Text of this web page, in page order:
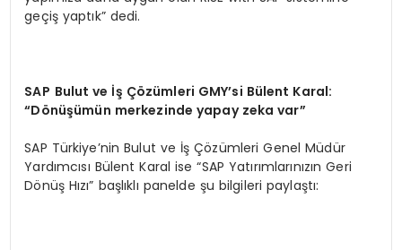
geçiş yaptık” dedi.
SAP Bulut ve İş Çözümleri GMY’si Bülent Karal:
“Dönüşümün merkezinde yapay zeka var”
SAP Türkiye’nin Bulut ve İş Çözümleri Genel Müdür
Yardımcısı Bülent Karal ise “SAP Yatırımlarınızın Geri
Dönüş Hızı” başlıklı panelde şu bilgileri paylaştı: